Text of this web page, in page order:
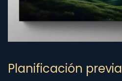
Planificación previa